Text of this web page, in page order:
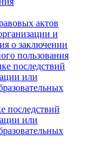
актов
и
о заключении
пользования
последствий
или
последствий
или